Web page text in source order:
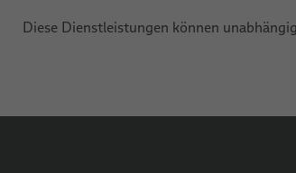
Diese Dienstleistungen können